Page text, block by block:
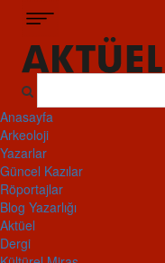
Anasayfa
Arkeoloji
Yazarlar
Güncel Kazılar
Röportajlar
Blog Yazarlığı
Aktüel
Dergi